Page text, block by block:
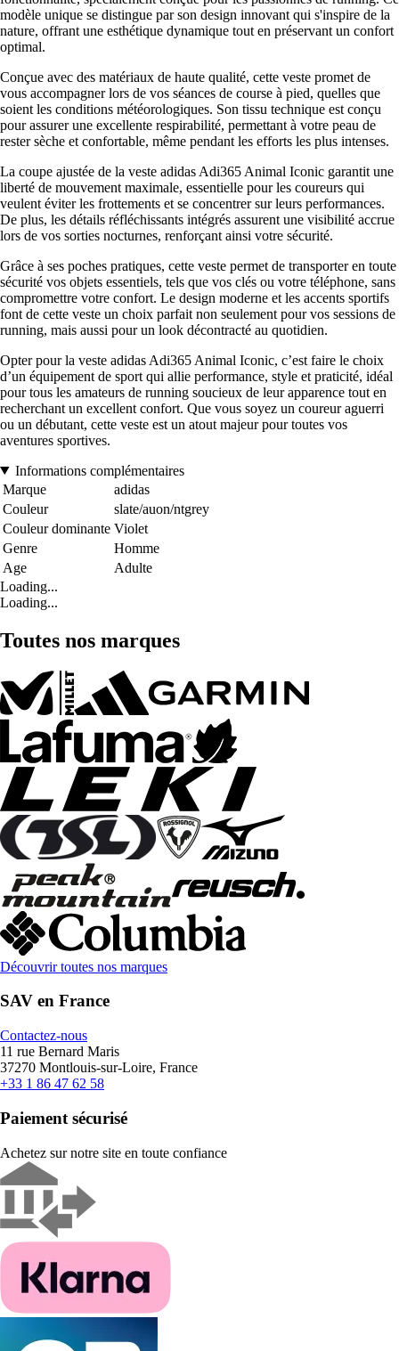
modèle unique se distingue par son design innovant qui s'inspire de la
nature, offrant une esthétique dynamique tout en préservant un confort
optimal.
Conçue avec des matériaux de haute qualité, cette veste promet de
vous accompagner lors de vos séances de course à pied, quelles que
soient les conditions météorologiques. Son tissu technique est conçu
pour assurer une excellente respirabilité, permettant à votre peau de
rester sèche et confortable, même pendant les efforts les plus intenses.
La coupe ajustée de la veste adidas Adi365 Animal Iconic garantit une
liberté de mouvement maximale, essentielle pour les coureurs qui
veulent éviter les frottements et se concentrer sur leurs performances.
De plus, les détails réfléchissants intégrés assurent une visibilité accrue
lors de vos sorties nocturnes, renforçant ainsi votre sécurité.
Grâce à ses poches pratiques, cette veste permet de transporter en toute
sécurité vos objets essentiels, tels que vos clés ou votre téléphone, sans
compromettre votre confort. Le design moderne et les accents sportifs
font de cette veste un choix parfait non seulement pour vos sessions de
running, mais aussi pour un look décontracté au quotidien.
Opter pour la veste adidas Adi365 Animal Iconic, c’est faire le choix
d’un équipement de sport qui allie performance, style et praticité, idéal
pour tous les amateurs de running soucieux de leur apparence tout en
recherchant un excellent confort. Que vous soyez un coureur aguerri
ou un débutant, cette veste est un atout majeur pour toutes vos
aventures sportives.
Informations complémentaires
Marque
adidas
Couleur
slate/auon/ntgrey
Couleur dominante Violet
Genre
Homme
Age
Adulte
Loading...
Loading...
Toutes nos marques
Découvrir toutes nos marques
SAV en France
Contactez-nous
11 rue Bernard Maris
37270 Montlouis-sur-Loire, France
+33 1 86 47 62 58
Paiement sécurisé
Achetez sur notre site en toute confiance